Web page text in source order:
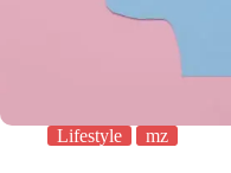
Lifestyle mz